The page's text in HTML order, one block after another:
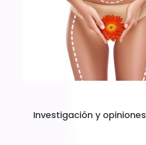
Investigación y opiniones